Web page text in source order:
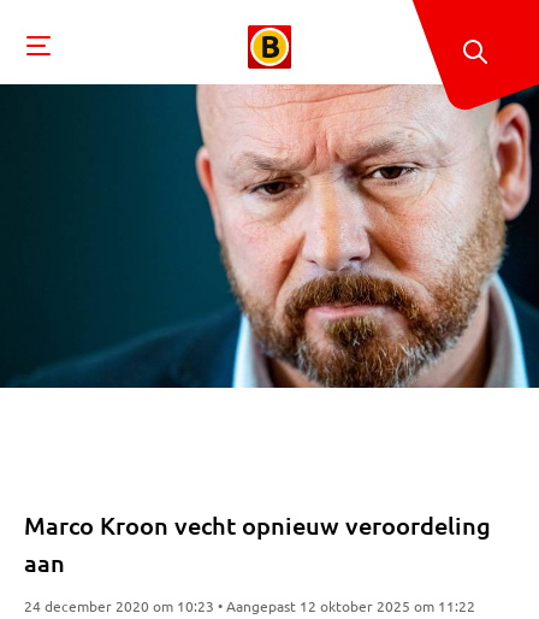
Marco Kroon vecht opnieuw veroordeling
aan
24 december 2020 om 10:23 • Aangepast 12 oktober 2025 om 11:22